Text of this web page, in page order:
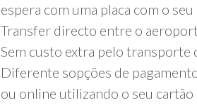
espera com uma placa com o
Transfer directo entre o
Sem custo extra pelo transporte
Diferente sopções de
ou online utilizando o seu